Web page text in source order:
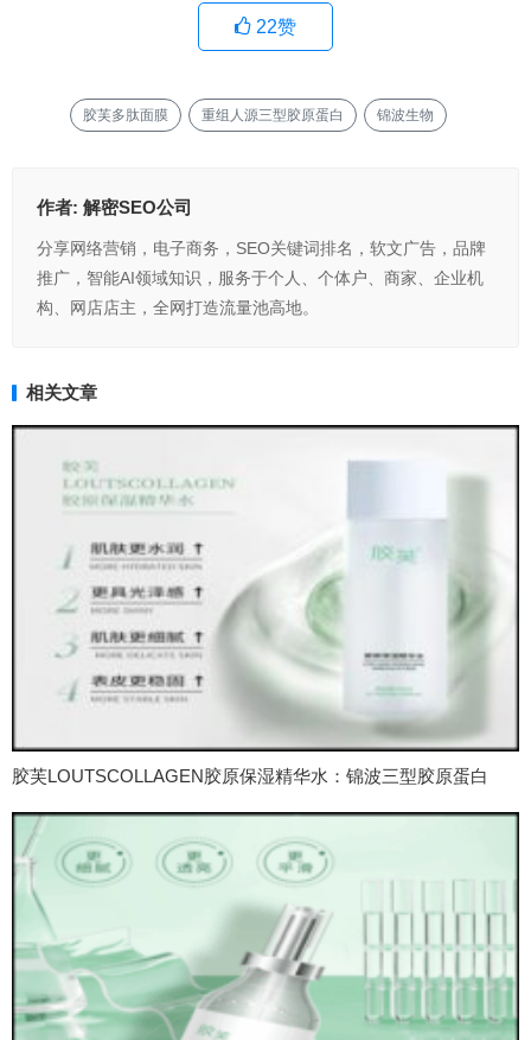
22赞
胶芙多肽面膜 重组人源三型胶原蛋白 锦波生物
作者: 解密SEO公司
分享网络营销，电子商务，SEO关键词排名，软文广告，品牌
推广，智能AI领域知识，服务于个人、个体户、商家、企业机
构、网店店主，全网打造流量池高地。
相关文章
胶芙LOUTSCOLLAGEN胶原保湿精华水：锦波三型胶原蛋白